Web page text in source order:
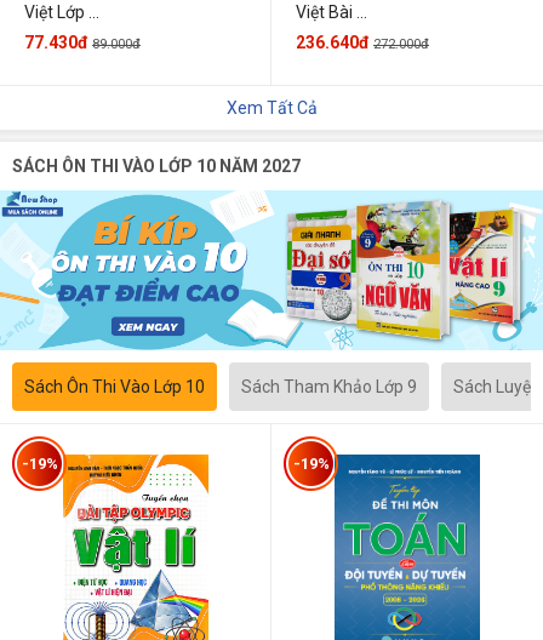
Việt Lớp ...
77.430đ 89.000đ
Việt Bài ...
236.640đ 272.000đ
Xem Tất Cả
SÁCH ÔN THI VÀO LỚP 10 NĂM 2027
Sách Ôn Thi Vào Lớp 10 Sách Tham Khảo Lớp 9 Sách
-19% -19%